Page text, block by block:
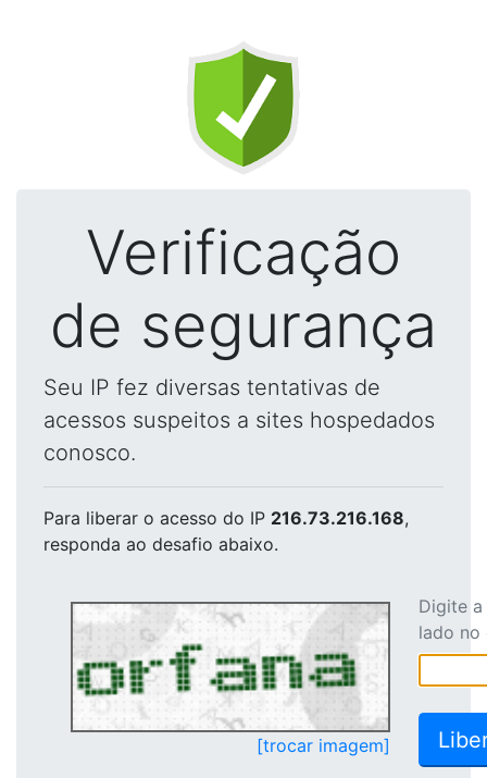
Verificação
de segurança
Seu IP fez diversas tentativas de
acessos suspeitos a sites hospedados
conosco.
Para liberar o acesso do IP 216.73.216.168,
responda ao desafio abaixo.
[trocar imagem]
Digite
lado no